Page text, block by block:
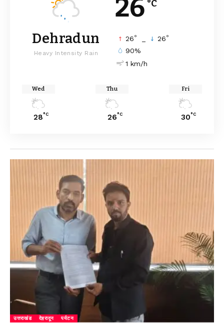
26 °C
Dehradun
Heavy Intensity Rain
26° 26°
90%
1 km/h
Wed
28°C
Thu
26°C
Fri
30°C
उत्तराखंड देहरादून पर्यटन